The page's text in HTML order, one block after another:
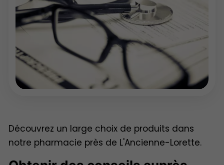
Découvrez un large choix de produits dans
notre pharmacie près de L'Ancienne-Lorette.